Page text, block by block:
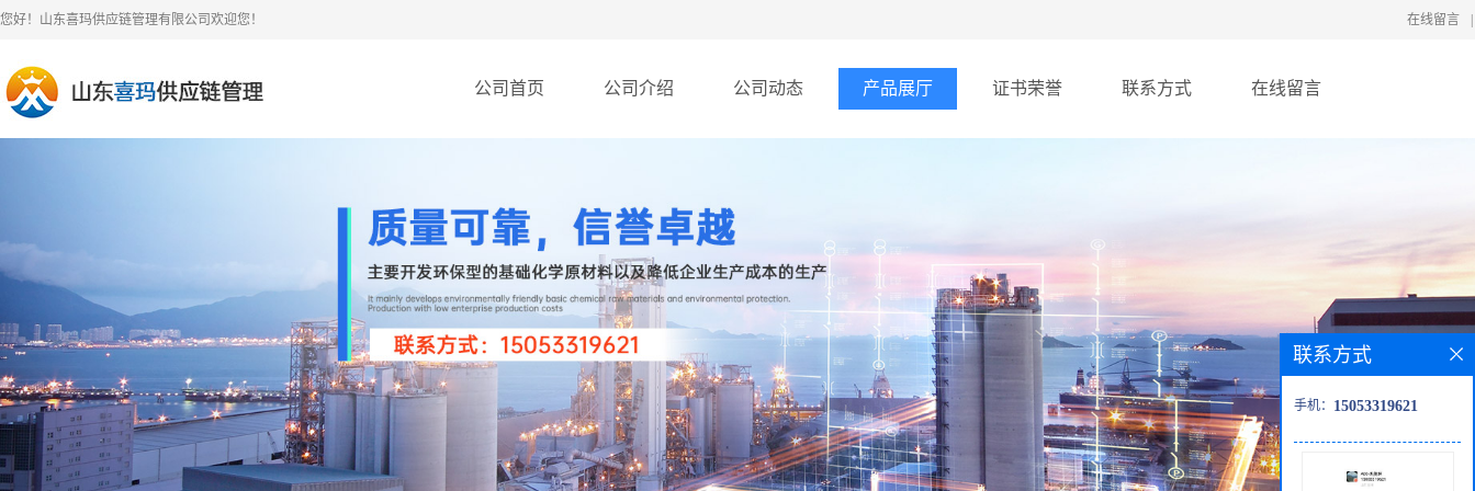
您好！山东喜玛供应链管理有限公司欢迎您！ 在线留言
公司首页 公司介绍 公司动态 产品展厅 证书荣誉 联系方式 在线留言
联系方式
手机： 15053319621